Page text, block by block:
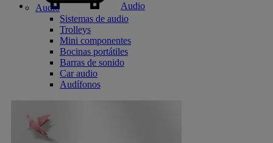
Audio
Audio
Sistemas de audio
Trolleys
Mini componentes
Bocinas portátiles
Barras de sonido
Car audio
Audífonos